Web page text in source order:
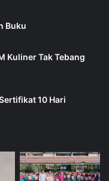
Buku
Kuliner Tak Tebang
10 Hari